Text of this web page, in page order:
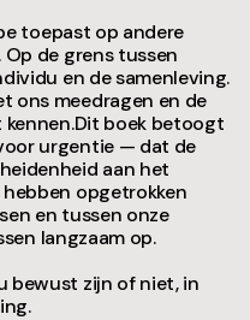
toepast op andere
Op de grens tussen
en de samenleving.
ons meedragen en de
boek betoogt
urgentie — dat de
aan het
opgetrokken
en tussen onze
langzaam op.
bewust zijn of niet, in